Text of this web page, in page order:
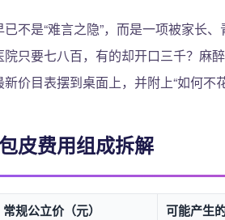
不是“难言之隐”，而是一项被家长
院只要七八百，有的却开口三千？
价目表摆到桌面上，并附上“如何
皮费用组成拆解
常规公立价（元） 可能产生